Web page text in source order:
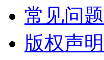
常见问题
版权声明